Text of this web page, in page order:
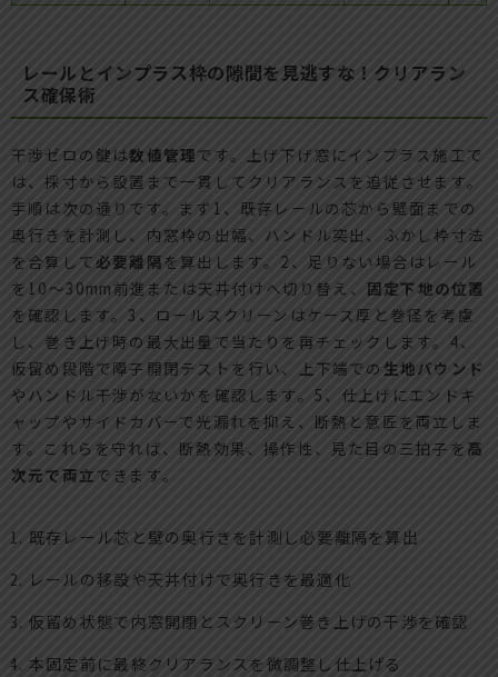
レールとインプラス枠の隙間を見逃すな！クリアラン
ス確保術
干渉ゼロの鍵は数値管理です。上げ下げ窓にインプラス施工で
は、採寸から設置まで一貫してクリアランスを追従させます。
手順は次の通りです。まず1、既存レールの芯から壁面までの
奥行きを計測し、内窓枠の出幅、ハンドル突出、ふかし枠寸法
を合算して必要離隔 を算出します。2、足りない場合はレール
を10〜30mm前進または天井付けへ切り替え、 固定下地の位置
を確認します。3、ロールスクリーンはケース厚と巻径を考慮
し、巻き上げ時の最大出量で当たりを再チェックします。4、
仮留め段階で障子開閉テストを行い、上下端での 生地バウンド
やハンドル干渉がないかを確認します。5、仕上げにエンドキ
ャップやサイドカバーで光漏れを抑え、断熱と意匠を両立しま
す。これらを守れば、断熱効果、操作性、見た目の三拍子を 高
次元で両立できます。
既存レール芯と壁の奥行きを計測し必要離隔を算出
レールの移設や天井付けで奥行きを最適化
仮留め状態で内窓開閉とスクリーン巻き上げの干渉を確認
本固定前に最終クリアランスを微調整し仕上げる